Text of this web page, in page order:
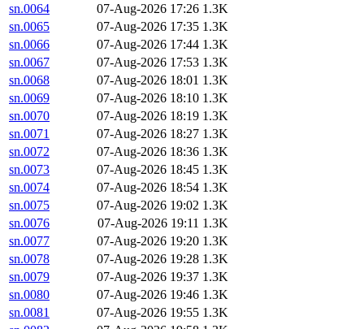
sn.0064
07-Aug-2026 17:26 1.3K
sn.0065
07-Aug-2026 17:35 1.3K
sn.0066
07-Aug-2026 17:44 1.3K
sn.0067
07-Aug-2026 17:53 1.3K
sn.0068
07-Aug-2026 18:01 1.3K
sn.0069
07-Aug-2026 18:10 1.3K
sn.0070
07-Aug-2026 18:19 1.3K
sn.0071
07-Aug-2026 18:27 1.3K
sn.0072
07-Aug-2026 18:36 1.3K
sn.0073
07-Aug-2026 18:45 1.3K
sn.0074
07-Aug-2026 18:54 1.3K
sn.0075
07-Aug-2026 19:02 1.3K
sn.0076
07-Aug-2026 19:11 1.3K
sn.0077
07-Aug-2026 19:20 1.3K
sn.0078
07-Aug-2026 19:28 1.3K
sn.0079
07-Aug-2026 19:37 1.3K
sn.0080
07-Aug-2026 19:46 1.3K
sn.0081
07-Aug-2026 19:55 1.3K